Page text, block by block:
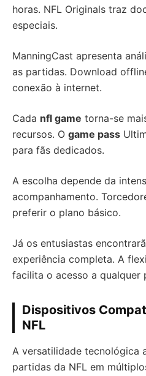
horas. NFL Originals traz
especiais.
ManningCast apresenta
as partidas. Download
conexão à internet.
Cada nfl game torna-se
recursos. O game pass
para fãs dedicados.
A escolha depende da
acompanhamento.
preferir o plano básico.
Já os entusiastas
experiência completa. A
facilita o acesso a qualquer
Dispositivos
NFL
A versatilidade tecnológica
partidas da NFL em